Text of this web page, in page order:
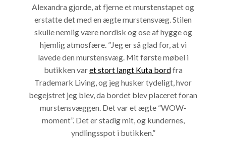
Alexandra gjorde, at fjerne et murstenstapet og
erstatte det med en ægte murstensvæg. Stilen
skulle nemlig være nordisk og ose af hygge og
hjemlig atmosfære. ”Jeg er så glad for, at vi
lavede den murstensvæg. Mit første møbel i
butikken varet stort langt Kuta bordfra
Trademark Living, og jeg husker tydeligt, hvor
begejstret jeg blev, da bordet blev placeret foran
murstensvæggen. Det var et ægte ”WOW-
moment”. Det er stadig mit, og kundernes,
yndlingsspot i butikken.”